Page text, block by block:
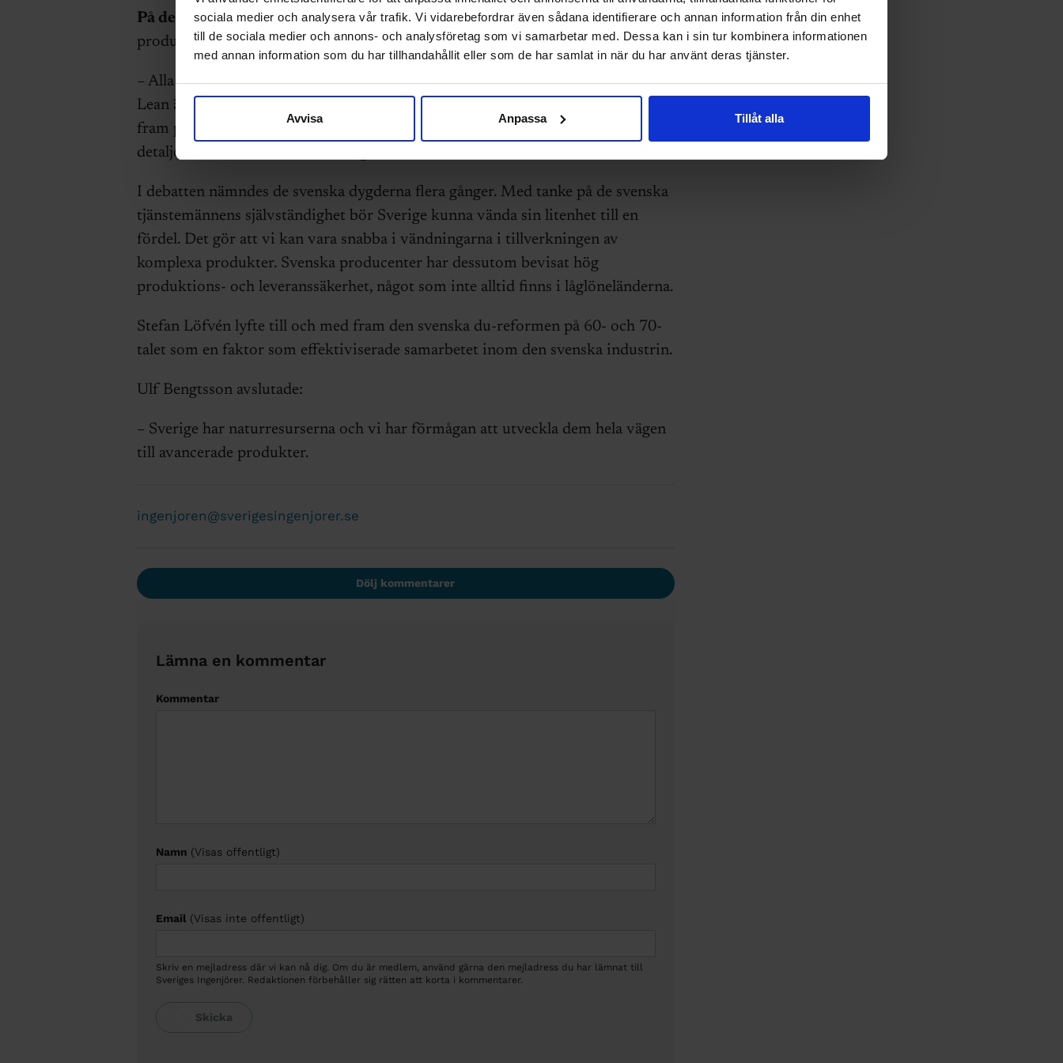
sociala medier och analysera vår trafik. Vi vidarebefordrar även sådana identifierare och annan information från din enhet
till de sociala medier och annons- och analysföretag som vi samarbetar med. Dessa kan i sin tur kombinera informationen
med annan information som du har tillhandahållit eller som de har samlat in när du har använt deras tjänster.
Avvisa Anpassa Tillåt alla
På den tredje fråganom effektivare produktion lyfte Monica Bellgran,
produktionschef på Haldex, fram företagets kvalitetsarbete.
– Alla jobbar med Lean production i dag, sade hon. Frågan är hur man blir unik.
Lean är operativt, men vi försöker även tänka på steget innan. Hur tar man
fram produkter och hur bygger man fabriker där man från början tänkt på alla
detaljer som förenklar tillverkningen?
I debatten nämndes de svenska dygderna flera gånger. Med tanke på de svenska
tjänstemännens självständighet bör Sverige kunna vända sin litenhet till en
fördel. Det gör att vi kan vara snabba i vändningarna i tillverkningen av
komplexa produkter. Svenska producenter har dessutom bevisat hög
produktions- och leveranssäkerhet, något som inte alltid finns i låglöneländerna.
Stefan Löfvén lyfte till och med fram den svenska du-reformen på 60- och 70-
talet som en faktor som effektiviserade samarbetet inom den svenska industrin.
Ulf Bengtsson avslutade:
– Sverige har naturresurserna och vi har förmågan att utveckla dem hela vägen
till avancerade produkter.
ingenjoren@sverigesingenjorer.se
Dölj kommentarer
Lämna en kommentar
Kommentar
Namn (Visas offentligt)
Email (Visas inte offentligt)
Skriv en mejladress där vi kan nå dig. Om du är medlem, använd gärna den mejladress du har lämnat till
Sveriges Ingenjörer. Redaktionen förbehåller sig rätten att korta i kommentarer.